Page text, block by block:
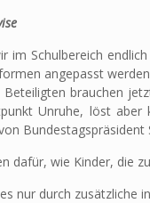
im Schulbereich
angepasst
brauchen
Unruhe, löst aber
Bundestagspräsident
dafür, wie Kinder, die
nur durch zusätzliche